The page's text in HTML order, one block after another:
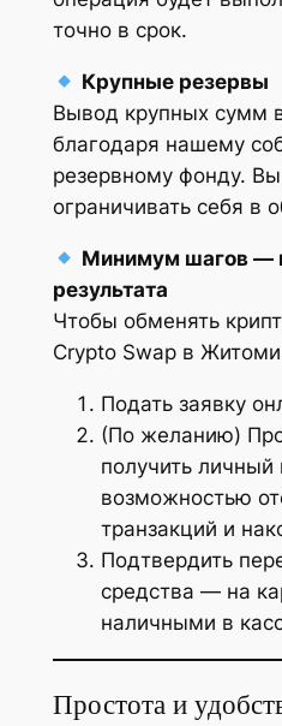
точно в срок.
Крупные резервы
Вывод крупных сумм
благодаря нашему
резервному фонду.
ограничивать себя в
Минимум шагов —
результата
Чтобы обменять
Crypto Swap в
Подать заявку
(По желанию)
получить личный
возможностью
транзакций и
Подтвердить
средства — на
наличными в
Простота и